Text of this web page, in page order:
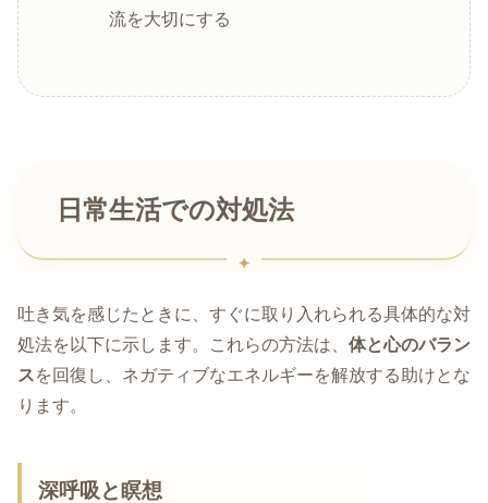
流を大切にする
日常生活での対処法
吐き気を感じたときに、すぐに取り入れられる具体的な対
処法を以下に示します。これらの方法は、 体と心のバラン
スを回復し、ネガティブなエネルギーを解放する助けとな
ります。
深呼吸と瞑想